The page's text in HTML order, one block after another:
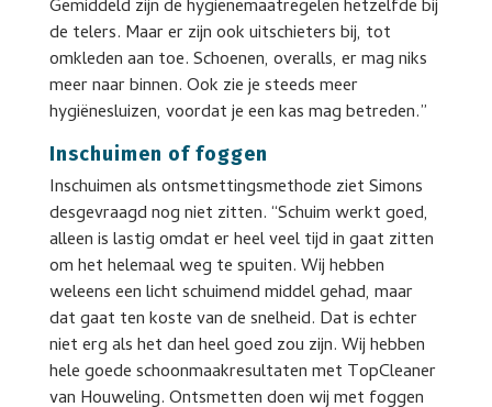
Gemiddeld zijn de hygiënemaatregelen hetzelfde bij
de telers. Maar er zijn ook uitschieters bij, tot
omkleden aan toe. Schoenen, overalls, er mag niks
meer naar binnen. Ook zie je steeds meer
hygiënesluizen, voordat je een kas mag betreden.”
Inschuimen of foggen
Inschuimen als ontsmettingsmethode ziet Simons
desgevraagd nog niet zitten. “Schuim werkt goed,
alleen is lastig omdat er heel veel tijd in gaat zitten
om het helemaal weg te spuiten. Wij hebben
weleens een licht schuimend middel gehad, maar
dat gaat ten koste van de snelheid. Dat is echter
niet erg als het dan heel goed zou zijn. Wij hebben
hele goede schoonmaakresultaten met TopCleaner
van Houweling. Ontsmetten doen wij met foggen